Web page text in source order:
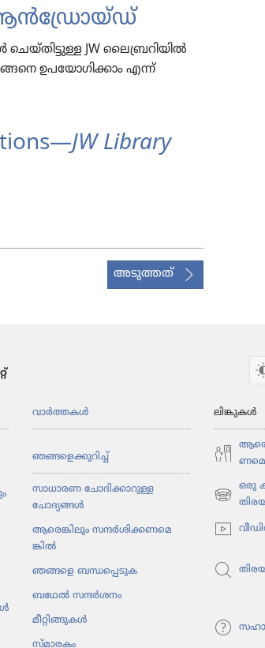
JW ലൈബ്രറിയിൽ
ഉപയോ​ഗി​ക്കാം എന്ന്‌
JW Library
അടുത്തത്
വാർത്തകൾ
ഞങ്ങളെ​ക്കു​റിച്ച്‌
സാധാരണ ചോദിക്കാറുള്ള
ചോദ്യങ്ങൾ
ആരെങ്കി​ലും സന്ദർശി​ക്ക​ണ​മെ​
ങ്കിൽ
ഞങ്ങളെ ബന്ധപ്പെടുക
ബഥേൽ സന്ദർശനം
മീറ്റി​ങ്ങു​കൾ
സ്‌മാ​ര​കം
ലിങ്കുകൾ
ഒരു
(പുതിയ
തുറക്കുക)